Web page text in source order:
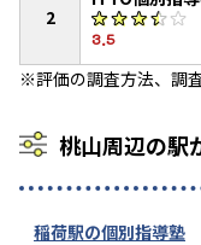
2
3.5
※評価の調査方法、調査
桃山周辺の駅
稲荷駅の個別指導塾